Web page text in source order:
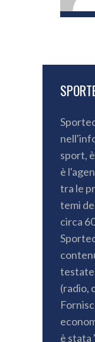
sport,
è
tra le
temi
circa
testate
(radio,
è stata